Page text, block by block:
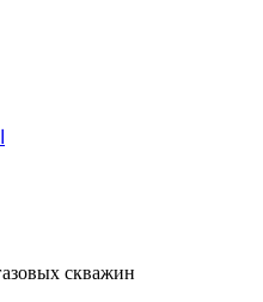
скважин